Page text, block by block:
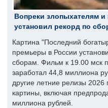
Вопреки злопыхателям
установил рекорд по
Картина "Последний
премьеры в России
сборам. Фильм к 19.00 мск
заработал 44,8 миллиона
другие летние релизы
картины, включая
миллиона рублей.